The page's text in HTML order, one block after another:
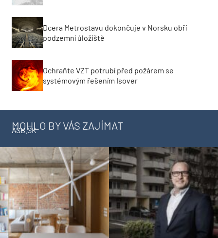
Dcera Metrostavu dokončuje v Norsku obří
podzemní úložiště
Ochraňte VZT potrubí před požárem se
systémovým řešením Isover
MOHLO BY VÁS ZAJÍMAT
ASB.SK